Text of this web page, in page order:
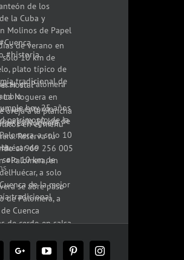
Google+YouTubePinterestInstagram